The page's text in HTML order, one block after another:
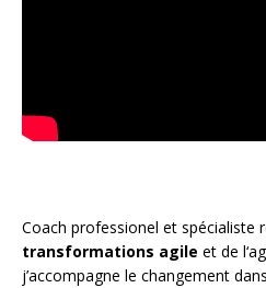
Coach professionel et spécialiste
transformations agile et de l
j’accompagne le changement